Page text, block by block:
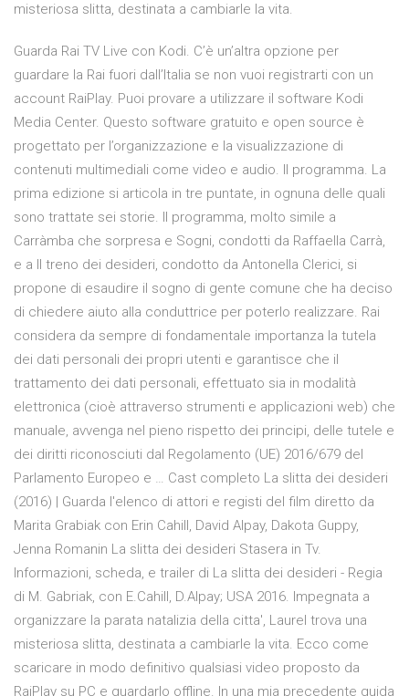
misteriosa slitta, destinata a cambiarle la vita.
Guarda Rai TV Live con Kodi. C’è un’altra opzione per
guardare la Rai fuori dall’Italia se non vuoi registrarti con un
account RaiPlay. Puoi provare a utilizzare il software Kodi
Media Center. Questo software gratuito e open source è
progettato per l’organizzazione e la visualizzazione di
contenuti multimediali come video e audio. Il programma. La
prima edizione si articola in tre puntate, in ognuna delle quali
sono trattate sei storie. Il programma, molto simile a
Carràmba che sorpresa e Sogni, condotti da Raffaella Carrà,
e a Il treno dei desideri, condotto da Antonella Clerici, si
propone di esaudire il sogno di gente comune che ha deciso
di chiedere aiuto alla conduttrice per poterlo realizzare. Rai
considera da sempre di fondamentale importanza la tutela
dei dati personali dei propri utenti e garantisce che il
trattamento dei dati personali, effettuato sia in modalità
elettronica (cioè attraverso strumenti e applicazioni web) che
manuale, avvenga nel pieno rispetto dei principi, delle tutele e
dei diritti riconosciuti dal Regolamento (UE) 2016/679 del
Parlamento Europeo e … Cast completo La slitta dei desideri
(2016) | Guarda l'elenco di attori e registi del film diretto da
Marita Grabiak con Erin Cahill, David Alpay, Dakota Guppy,
Jenna Romanin La slitta dei desideri Stasera in Tv.
Informazioni, scheda, e trailer di La slitta dei desideri - Regia
di M. Gabriak, con E.Cahill, D.Alpay; USA 2016. Impegnata a
organizzare la parata natalizia della citta', Laurel trova una
misteriosa slitta, destinata a cambiarle la vita. Ecco come
scaricare in modo definitivo qualsiasi video proposto da
RaiPlay su PC e guardarlo offline. In una mia precedente guida